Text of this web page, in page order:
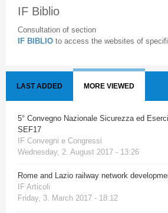
IF Biblio
Consultation of section
IF BIBLIO to access the websites of
LAST ADDED MORE VIEWED
5° Convegno Nazionale Sicurezza ed
SEF17
IF Convegni e Congressi
Wednesday, 2. August 2017 - 13:26
Rome and Lazio railway network
IF Articoli
Friday, 3. March 2017 - 18:12